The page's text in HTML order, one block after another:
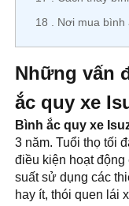
18
Nơi mua bình
Những vấn
ắc quy xe
Bình ắc quy xe
3 năm. Tuổi thọ tối
điều kiện hoạt
suất sử dụng các
hay ít, thói quen lái